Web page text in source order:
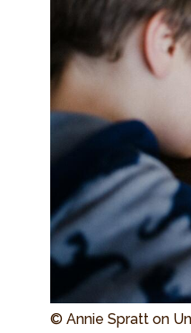
© Annie Spratt on